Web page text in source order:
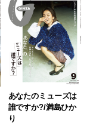
あなたのミューズは
誰ですか?/満島ひか
り